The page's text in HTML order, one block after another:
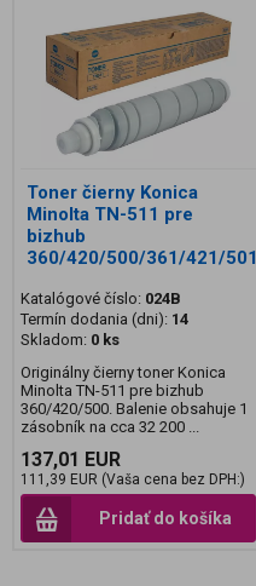
Toner čierny Konica
Minolta TN-511 pre
bizhub
360/420/500/361/421/501
Katalógové číslo: 024B
Termín dodania (dni): 14
Skladom: 0 ks
Originálny čierny toner Konica
Minolta TN-511 pre bizhub
360/420/500. Balenie obsahuje 1
zásobník na cca 32 200 ...
137,01 EUR
111,39 EUR (Vaša cena bez DPH:)
Pridať do košíka